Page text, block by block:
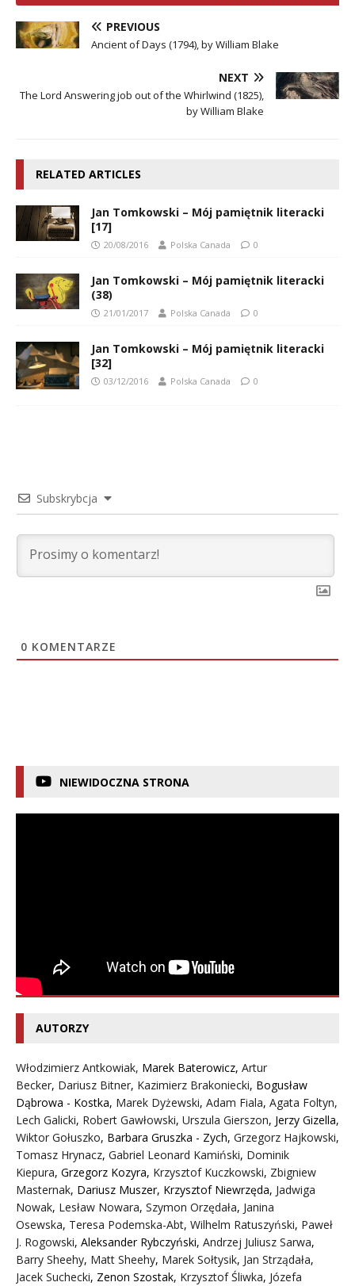
PREVIOUS
Ancient of Days (1794), by William Blake
NEXT
The Lord Answering job out of the Whirlwind (1825),
by William Blake
RELATED ARTICLES
Jan Tomkowski – Mój pamiętnik literacki
[17]
20/08/2016 Polska Canada 0
Jan Tomkowski – Mój pamiętnik literacki
(38)
21/01/2017 Polska Canada 0
Jan Tomkowski – Mój pamiętnik literacki
[32]
03/12/2016 Polska Canada 0
Subskrybcja
0 KOMENTARZE
NIEWIDOCZNA STRONA
AUTORZY
Włodzimierz Antkowiak, Marek Baterowicz, Artur
Becker, Dariusz Bitner, Kazimierz Brakoniecki, Bogusław
Dąbrowa - Kostka, Marek Dyżewski, Adam Fiala, Agata Foltyn,
Lech Galicki, Robert Gawłowski, Urszula Gierszon, Jerzy Gizella,
Wiktor Gołuszko, Barbara Gruszka - Zych, Grzegorz Hajkowski,
Tomasz Hrynacz, Gabriel Leonard Kamiński, Dominik
Kiepura, Grzegorz Kozyra, Krzysztof Kuczkowski, Zbigniew
Masternak, Dariusz Muszer, Krzysztof Niewrzęda, Jadwiga
Nowak, Lesław Nowara, Szymon Orzędała, Janina
Osewska, Teresa Podemska-Abt, Wilhelm Ratuszyński, Paweł
J. Rogowski, Aleksander Rybczyński, Andrzej Juliusz Sarwa,
Barry Sheehy, Matt Sheehy, Marek Sołtysik, Jan Strządała,
Jacek Suchecki, Zenon Szostak, Krzysztof Śliwka, Józefa